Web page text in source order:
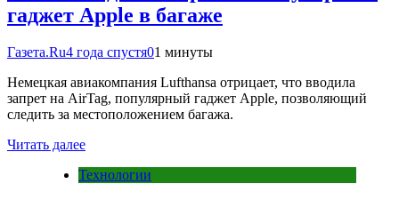
гаджет Apple в багаже
Газета.Ru4 года спустя01 минуты
Немецкая авиакомпания Lufthansa отрицает, что вводила
запрет на AirTag, популярный гаджет Apple, позволяющий
следить за местоположением багажа.
Читать далее
Технологии